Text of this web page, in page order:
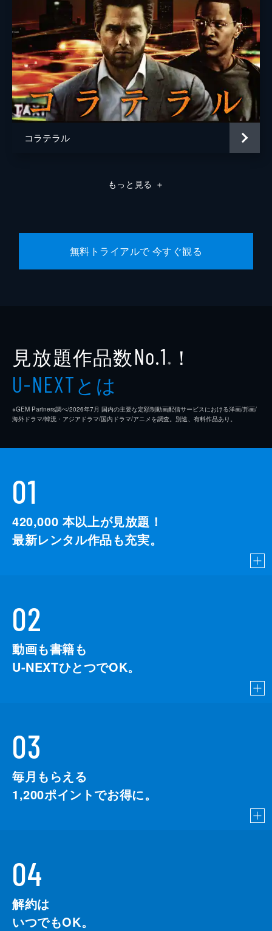
コラテラル
もっと見る ＋
無料トライアルで 今すぐ観る
見放題作品数No.1 ※ ！
U-NEXTとは
※GEM Partners調べ/2026年7⽉ 国内の主要な定額制動画配信サービスにおける洋画/邦画/
海外ドラマ/韓流・アジアドラマ/国内ドラマ/アニメを調査。別途、有料作品あり。
01
420,000 本以上が見放題！
最新レンタル作品も充実。
02
動画も書籍も
U-NEXTひとつでOK。
03
毎月もらえる
1,200ポイントでお得に。
04
解約は
いつでもOK。